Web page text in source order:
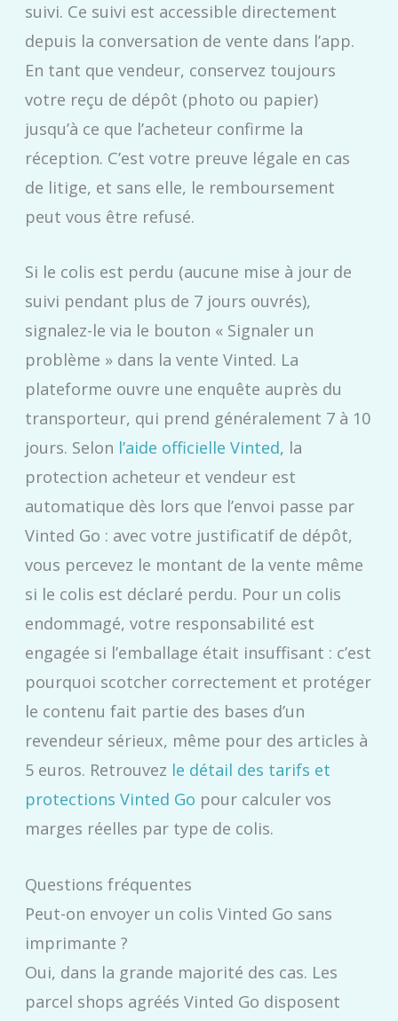
suivi. Ce suivi est accessible directement
depuis la conversation de vente dans l’app.
En tant que vendeur, conservez toujours
votre reçu de dépôt (photo ou papier)
jusqu’à ce que l’acheteur confirme la
réception. C’est votre preuve légale en cas
de litige, et sans elle, le remboursement
peut vous être refusé.
Si le colis est perdu (aucune mise à jour de
suivi pendant plus de 7 jours ouvrés),
signalez-le via le bouton « Signaler un
problème » dans la vente Vinted. La
plateforme ouvre une enquête auprès du
transporteur, qui prend généralement 7 à 10
jours. Selon l’aide officielle Vinted, la
protection acheteur et vendeur est
automatique dès lors que l’envoi passe par
Vinted Go : avec votre justificatif de dépôt,
vous percevez le montant de la vente même
si le colis est déclaré perdu. Pour un colis
endommagé, votre responsabilité est
engagée si l’emballage était insuffisant : c’est
pourquoi scotcher correctement et protéger
le contenu fait partie des bases d’un
revendeur sérieux, même pour des articles à
5 euros. Retrouvez le détail des tarifs et
protections Vinted Go pour calculer vos
marges réelles par type de colis.
Questions fréquentes
Peut-on envoyer un colis Vinted Go sans
imprimante ?
Oui, dans la grande majorité des cas. Les
parcel shops agréés Vinted Go disposent